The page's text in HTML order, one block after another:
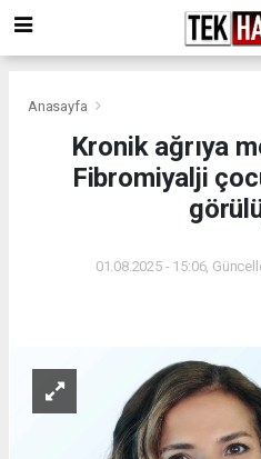
Anasayfa
Kronik ağrıya
Fibromiyalji
01.08.2025 - 15:06,